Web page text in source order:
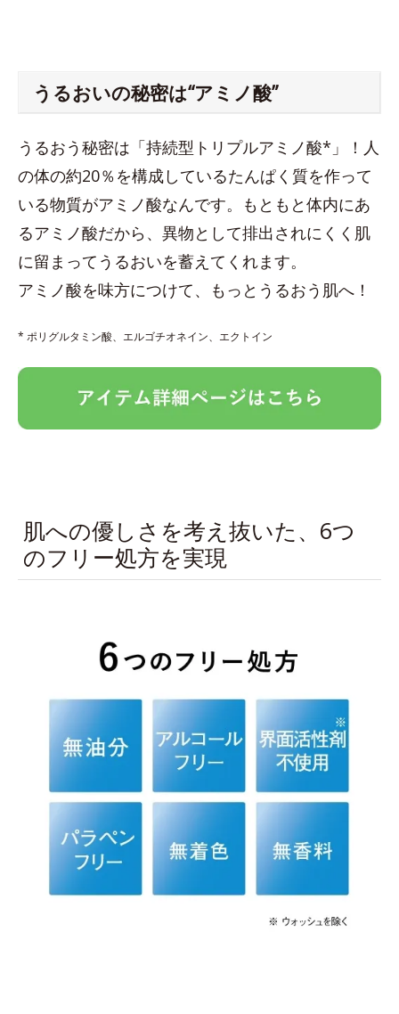
うるおいの秘密は“アミノ酸”
うるおう秘密は「持続型トリプルアミノ酸*」！人
の体の約20％を構成しているたんぱく質を作って
いる物質がアミノ酸なんです。もともと体内にあ
るアミノ酸だから、異物として排出されにくく肌
に留まってうるおいを蓄えてくれます。
アミノ酸を味方につけて、もっとうるおう肌へ！
* ポリグルタミン酸、エルゴチオネイン、エクトイン
肌への優しさを考え抜いた、6つ
のフリー処方を実現